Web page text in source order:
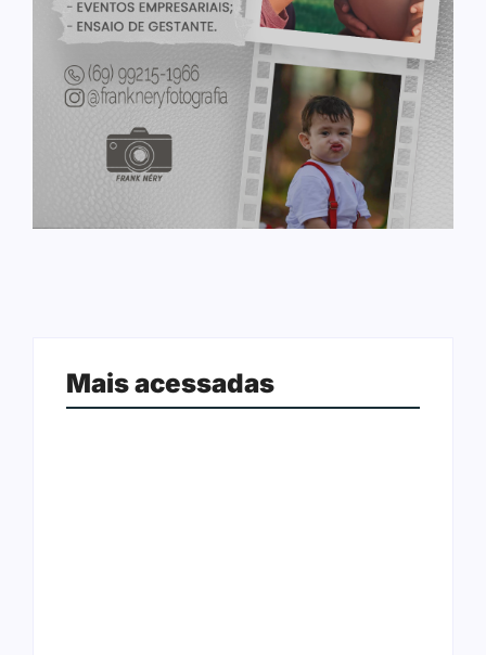
Mais acessadas